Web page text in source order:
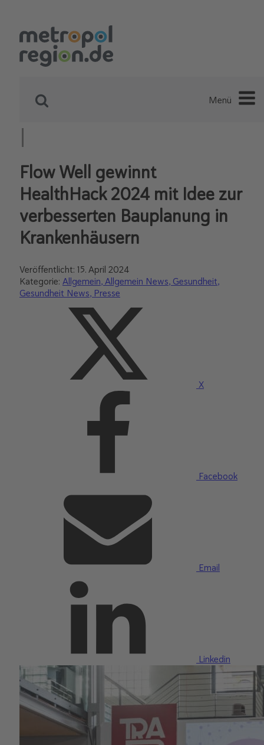
Menü
Flow Well gewinnt
HealthHack 2024 mit Idee zur
verbesserten Bauplanung in
Krankenhäusern
Veröffentlicht: 15. April 2024
Kategorie: Allgemein Allgemein News Gesundheit
Gesundheit News Presse
X
Facebook
Email
Linkedin